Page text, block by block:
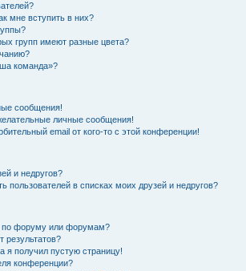
мне вступить в них?
групп имеют разные цвета?
команда»?
сообщения!
личные сообщения!
email от кого-то с этой конференции!
и недругов?
пользователей в списках моих друзей и недругов?
по форуму или форумам?
результатов?
я получил пустую страницу!
конференции?